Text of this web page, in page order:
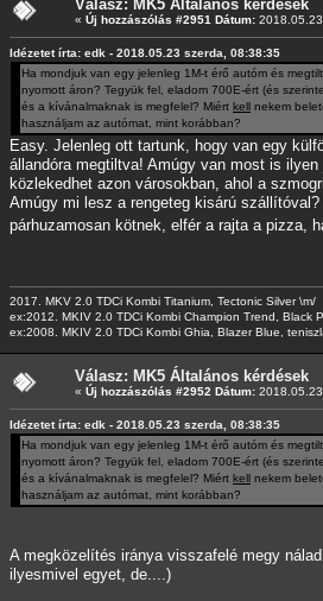
Válasz: MK5 Általános kérdések
« Új hozzászólás #2951 Dátum:
Idézetet írta: edk - 2018.05.23 szerda, 08:38:35
Ha mondjuk van egy jelenleg 1M-t érő autóm és
nyomott áron? Tegyük fel, eladom 700E-ért (és
és a kívánalmaknak is megfelel? Miért kell nekem
használjam az autómat, mint korábban?
Easy. Jelenleg ott tartunk, hogy van egy
állandóra megtiltva! Amúgy van most is
közlekedhet azon városokban, ahol a
Amúgy mi lesz a rengeteg kisárú
párhuzamosan kötnek, elfér a rajta a pizza,
2017. MKV 2.0 TDCi Kombi Titanium, Tectonic Silver \m/
ex:2012. MKIV 2.0 TDCi Kombi Champion Trend, Black
ex:2008. MKIV 2.0 TDCi Kombi Ghia, Blazer Blue,
Válasz: MK5 Általános kérdések
« Új hozzászólás #2952 Dátum:
Idézetet írta: edk - 2018.05.23 szerda, 08:38:35
Ha mondjuk van egy jelenleg 1M-t érő autóm és
nyomott áron? Tegyük fel, eladom 700E-ért (és
és a kívánalmaknak is megfelel? Miért kell nekem
használjam az autómat, mint korábban?
A megközelítés iránya visszafelé megy
ilyesmivel egyet, de....)